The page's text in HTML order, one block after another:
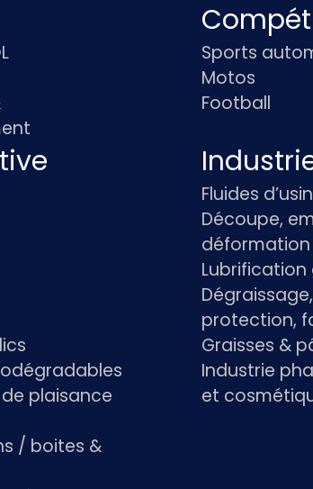
Sports
Motos
Football
plaisance
/ boites &
Fluides
Découpe,
déformation
Lubrification
protection,
Graisses &
Industrie
et